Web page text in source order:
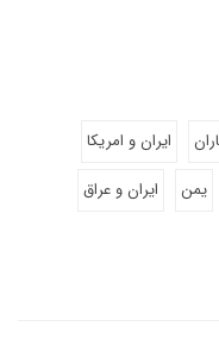
ایران و امریکا
یمن
ایران و عراق